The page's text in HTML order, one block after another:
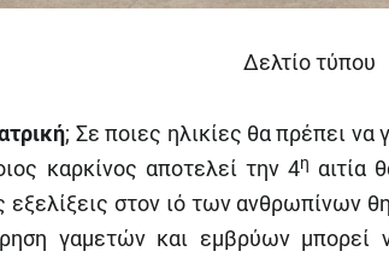
Δελτίο τύπου
; Σε ποιες ηλικίες θα πρέπει να
καρκίνος αποτελεί την 4η αιτία
εξελίξεις στον ιό των
γαμετών και εμβρύων μπορεί